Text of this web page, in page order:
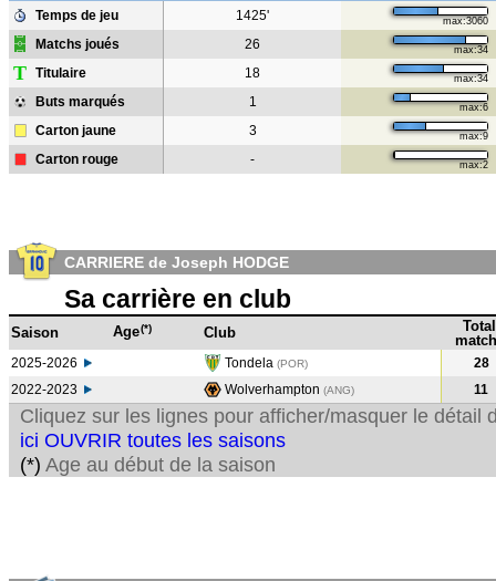
Temps de jeu
1425' max:3060
Matchs joués 26 max:34
T Titulaire 18 max:34
Buts marqués 1 max:6
Carton jaune 3 max:9
Carton rouge - max:2
CARRIERE de Joseph HODGE
Sa carrière en club
Saison Age(*) Club
Total
2025-2026 Tondela (POR)
28
2022-2023
Wolverhampton (ANG) 11
Cliquez sur les lignes pour afficher/masquer le détail
ici OUVRIR toutes les saisons
(*) Age au début de la saison